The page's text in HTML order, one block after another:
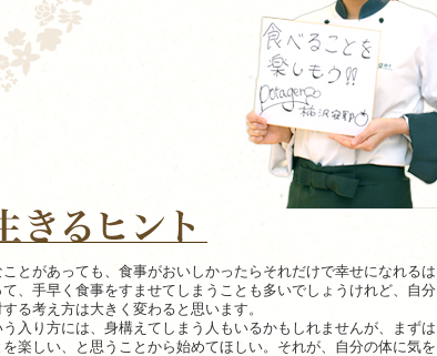
とがあっても、食事がおいしかったらそれだけで幸せになれるは
、手早く食事をすませてしまうことも多いでしょうけれど、自分
る考え方は大きく変わると思います。
う入り方には、身構えてしまう人もいるかもしれませんが、まずは
楽しい、と思うことから始めてほしい。それが、自分の体に気を